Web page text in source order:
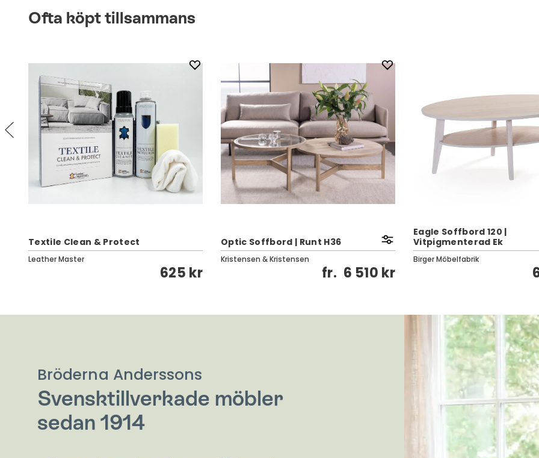
Ofta köpt tillsammans
Textile Clean & Protect
Leather Master
625 kr
Optic Soffbord | Runt H36
Kristensen & Kristensen
fr. 6 510 kr
Eagle Soffbord 120 |
Vitpigmenterad Ek
Birger Möbelfabrik
Bröderna Anderssons
Svensktillverkade möbler
sedan 1914